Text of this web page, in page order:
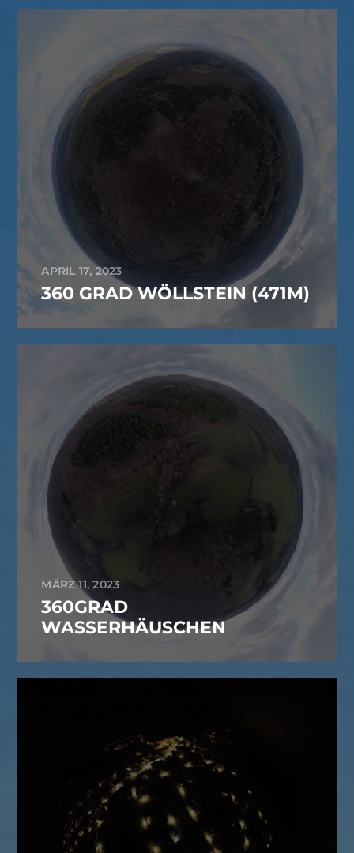
APRIL 17, 2023
360 GRAD WÖLLSTEIN (471M)
MÄRZ 11, 2023
360GRAD
WASSERHÄUSCHEN